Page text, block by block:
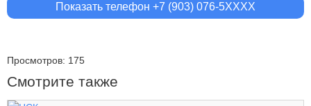
Показать телефон +7 (903) 076-5XXXX
Просмотров: 175
Смотрите также